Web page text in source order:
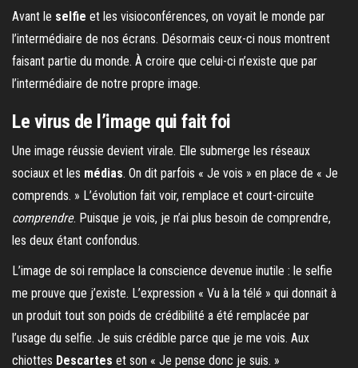
Avant le selfie et les visioconférences, on voyait le monde par
l’intermédiaire de nos écrans. Désormais ceux-ci nous montrent
faisant partie du monde. À croire que celui-ci n’existe que par
l’intermédiaire de notre propre image.
Le virus de l’image qui fait foi
Une image réussie devient virale. Elle submerge les réseaux
sociaux et les médias. On dit parfois « Je vois » en place de « Je
comprends. » L’évolution fait voir, remplace et court-circuite
comprendre. Puisque je vois, je n’ai plus besoin de comprendre,
les deux étant confondus.
L’image de soi remplace la conscience devenue inutile : le selfie
me prouve que j’existe. L’expression « Vu à la télé » qui donnait à
un produit tout son poids de crédibilité a été remplacée par
l’usage du selfie. Je suis crédible parce que je me vois. Aux
chiottes Descartes et son « Je pense donc je suis. »